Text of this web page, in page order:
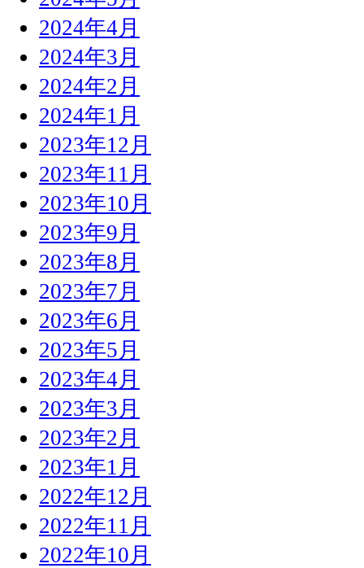
2024年4月
2024年3月
2024年2月
2024年1月
2023年12月
2023年11月
2023年10月
2023年9月
2023年8月
2023年7月
2023年6月
2023年5月
2023年4月
2023年3月
2023年2月
2023年1月
2022年12月
2022年11月
2022年10月